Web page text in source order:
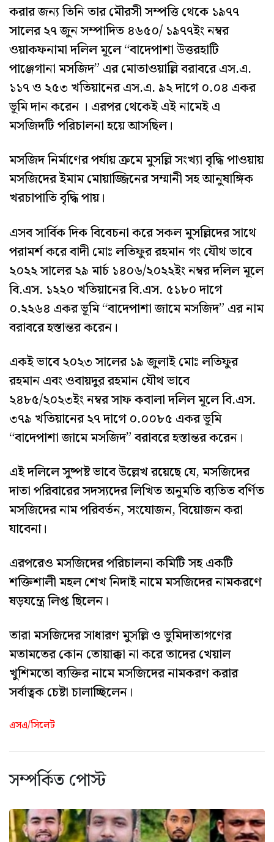
করার জন্য তিনি তার মৌরসী সম্পত্তি থেকে ১৯৭৭
সালের ২৭ জুন সম্পাদিত ৪৬৫০/ ১৯৭৭ইং নম্বর
ওয়াকফনামা দলিল মূলে “বাদেপাশা উত্তরহাটি
পাঞ্জেগানা মসজিদ” এর মোতাওয়াল্লি বরাবরে এস.এ.
১১৭ ও ২৫৩ খতিয়ানের এস.এ. ৯২ দাগে ০.০৪ একর
ভূমি দান করেন । এরপর থেকেই এই নামেই এ
মসজিদটি পরিচালনা হয়ে আসছিল।
মসজিদ নির্মাণের পর্যায় ক্রমে মুসল্লি সংখ্যা বৃদ্ধি পাওয়ায়
মসজিদের ইমাম মোয়াজ্জিনের সম্মানী সহ আনুষাঙ্গিক
খরচাপাতি বৃদ্ধি পায়।
এসব সার্বিক দিক বিবেচনা করে সকল মুসল্লিদের সাথে
পরামর্শ করে বাদী মোঃ লতিফুর রহমান গং যৌথ ভাবে
২০২২ সালের ২৯ মার্চ ১৪০৬/২০২২ইং নম্বর দলিল মূলে
বি.এস. ১২২০ খতিয়ানের বি.এস. ৫১৮০ দাগে
০.২২৬৪ একর ভূমি “বাদেপাশা জামে মসজিদ” এর নাম
বরাবরে হস্তান্তর করেন।
একই ভাবে ২০২৩ সালের ১৯ জুলাই মোঃ লতিফুর
রহমান এবং ওবায়দুর রহমান যৌথ ভাবে
২৪৮৫/২০২৩ইং নম্বর সাফ কবালা দলিল মূলে বি.এস.
৩৭৯ খতিয়ানের ২৭ দাগে ০.০০৮৫ একর ভূমি
“বাদেপাশা জামে মসজিদ” বরাবরে হস্তান্তর করেন।
এই দলিলে সুষ্পষ্ট ভাবে উল্লেখ রয়েছে যে, মসজিদের
দাতা পরিবারের সদস্যদের লিখিত অনুমতি ব্যতিত বর্ণিত
মসজিদের নাম পরিবর্তন, সংযোজন, বিয়োজন করা
যাবেনা।
এরপরেও মসজিদের পরিচালনা কমিটি সহ একটি
শক্তিশালী মহল শেখ নিদাই নামে মসজিদের নামকরণে
ষড়যন্ত্রে লিপ্ত ছিলেন।
তারা মসজিদের সাধারণ মুসল্লি ও ভুমিদাতাগণের
মতামতের কোন তোয়াক্কা না করে তাদের খেয়াল
খুশিমতো ব্যক্তির নামে মসজিদের নামকরণ করার
সর্বাত্বক চেষ্টা চালাচ্ছিলেন।
এসএ/সিলেট
সম্পর্কিত পোস্ট